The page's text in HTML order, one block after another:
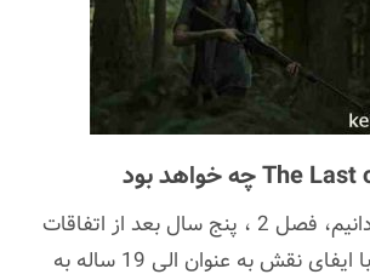
آن چه که ما می دانیم، فصل 2 ، پنج سال بعد از اتفاقات
فصل 1 و این بار با ایفای نقش به عنوان الی 19 ساله به